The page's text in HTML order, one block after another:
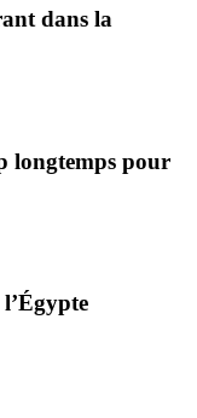
dans la
longtemps pour